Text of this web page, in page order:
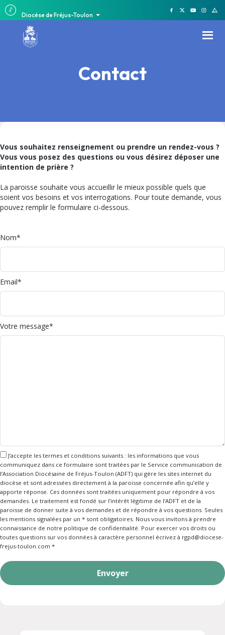
Diocèse de Fréjus-Toulon
Contact
Vous souhaitez renseignement ou prendre un rendez-vous ?
Vous vous posez des questions ou vous désirez déposer une
intention de prière ?
La paroisse souhaite vous accueillir le mieux possible quels que
soient vos besoins et vos interrogations. Pour toute demande, vous
pouvez remplir le formulaire ci-dessous.
Nom
Email
Votre message
J’accepte les termes et conditions suivants : les informations que vous
communiquez dans ce formulaire sont traitées par le Service communication de
l’Association Diocésaine de Fréjus-Toulon (ADFT) qui gère les sites internet du
diocèse et sont adressées directement à la paroisse concernée afin qu’elle y
apporte réponse. Ces données sont traitées uniquement pour répondre à vos
demandes. Le traitement est fondé sur l’intérêt légitime de l’ADFT et de la
paroisse de donner suite à vos demandes et de répondre à vos questions. Seules
les mentions signalées par un * sont obligatoires. Nous vous invitons à prendre
connaissance de notre politique de confidentialité. Pour exercer vos droits ou
toutes questions sur vos données à caractère personnel écrivez à rgpd@diocese-
frejus-toulon.com *
Envoyer